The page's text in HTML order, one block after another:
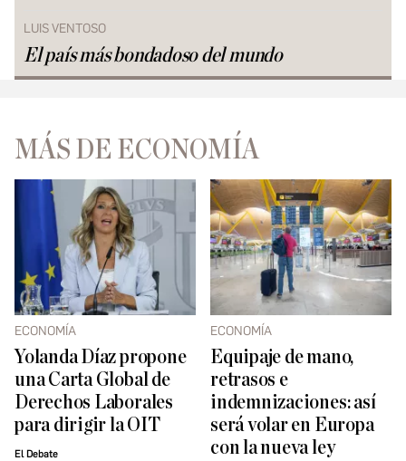
LUIS VENTOSO
El país más bondadoso del mundo
MÁS DE ECONOMÍA
ECONOMÍA
Yolanda Díaz propone
una Carta Global de
Derechos Laborales
para dirigir la OIT
El Debate
ECONOMÍA
Equipaje de mano,
retrasos e
indemnizaciones: así
será volar en Europa
con la nueva ley